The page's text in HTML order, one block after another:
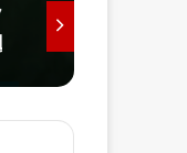
27 يوليو، 2026